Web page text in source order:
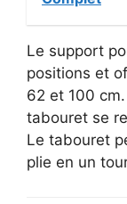
Le support
positions et
62 et 100 cm.
tabouret se
Le tabouret
plie en un